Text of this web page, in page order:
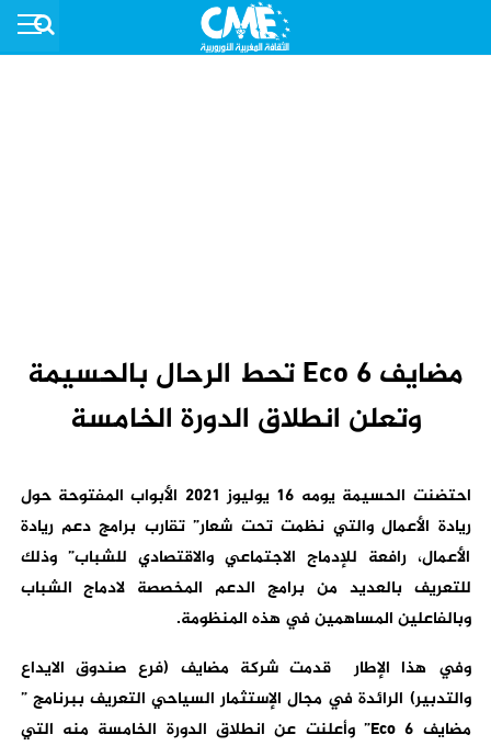
مضايف Eco 6 تحط الرحال بالحسيمة
وتعلن انطلاق الدورة الخامسة
احتضنت الحسيمة يومه 16 يوليوز 2021 الأبواب المفتوحة حول
ريادة الأعمال والتي نظمت تحت شعار” تقارب برامج دعم ريادة
الأعمال، رافعة للإدماج الاجتماعي والاقتصادي للشباب” وذلك
للتعريف بالعديد من برامج الدعم المخصصة لادماج الشباب
وبالفاعلين المساهمين في هذه المنظومة.
وفي هذا الإطار قدمت شركة مضايف (فرع صندوق الايداع
والتدبير) الرائدة في مجال الإستثمار السياحي التعريف ببرنامج ”
مضايف Eco 6” وأعلنت عن انطلاق الدورة الخامسة منه التي